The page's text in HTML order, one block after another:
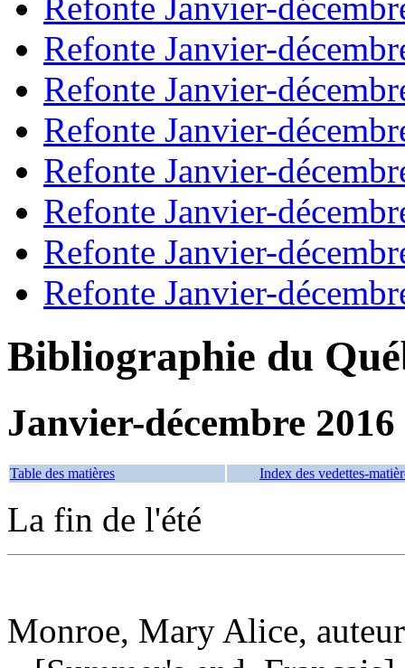
Refonte Janvier-
Refonte Janvier-
Refonte Janvier-
Refonte Janvier-
Refonte Janvier-
Refonte Janvier-
Refonte Janvier-
Bibliographie du
Janvier-décembre 2016
Table des matières Index des vedettes-
La fin de l'été
Monroe, Mary Alice, auteur